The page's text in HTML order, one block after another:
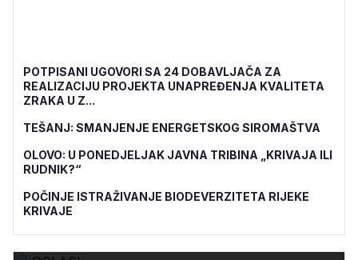
POTPISANI UGOVORI SA 24 DOBAVLJAČA ZA
REALIZACIJU PROJEKTA UNAPREĐENJA KVALITETA
ZRAKA U Z...
TEŠANJ: SMANJENJE ENERGETSKOG SIROMAŠTVA
OLOVO: U PONEDJELJAK JAVNA TRIBINA „KRIVAJA ILI
RUDNIK?“
POČINJE ISTRAŽIVANJE BIODEVERZITETA RIJEKE
KRIVAJE